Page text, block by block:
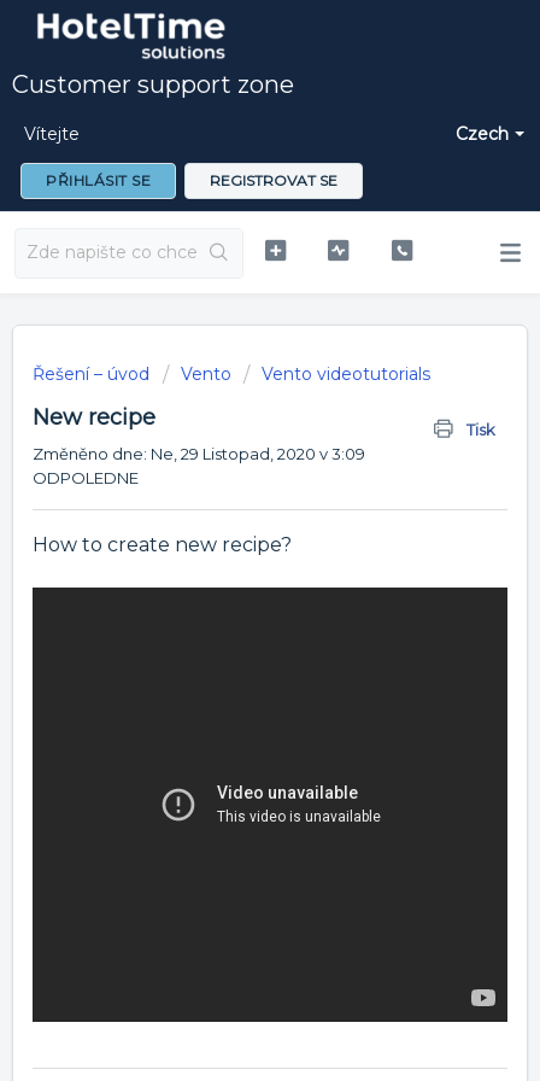
Customer support zone
Czech
Vítejte
PŘIHLÁSIT SE REGISTROVAT SE
Řešení – úvod Vento Vento videotutorials
New recipe
Tisk
Změněno dne: Ne, 29 Listopad, 2020 v 3:09
ODPOLEDNE
How to create new recipe?